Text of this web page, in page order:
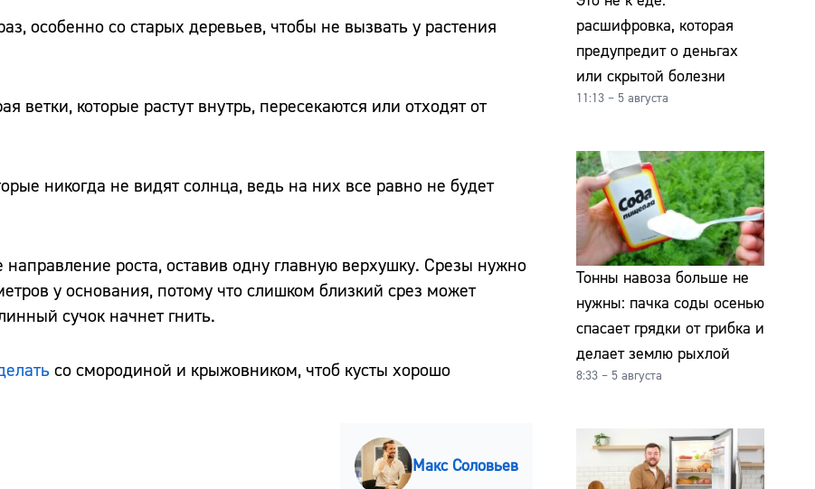
особенно со старых деревьев, чтобы не вызвать у растения
которые растут внутрь, пересекаются или отходят от
никогда не видят солнца, ведь на них все равно не будет
роста, оставив одну главную верхушку. Срезы нужно
у основания, потому что слишком близкий срез может
сучок начнет гнить.
со смородиной и крыжовником, чтоб кусты хорошо
Макс Соловьев
расшифровка, которая
предупредит о деньгах
или скрытой болезни
11:13 – 5 августа
Тонны навоза больше не
нужны: пачка соды осенью
спасает грядки от грибка и
делает землю рыхлой
8:33 – 5 августа